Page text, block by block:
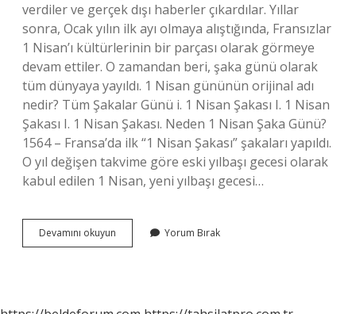
verdiler ve gerçek dışı haberler çıkardılar. Yıllar
sonra, Ocak yılın ilk ayı olmaya alıştığında, Fransızlar
1 Nisan’ı kültürlerinin bir parçası olarak görmeye
devam ettiler. O zamandan beri, şaka günü olarak
tüm dünyaya yayıldı. 1 Nisan gününün orijinal adı
nedir? Tüm Şakalar Günü i. 1 Nisan Şakası I. 1 Nisan
Şakası I. 1 Nisan Şakası. Neden 1 Nisan Şaka Günü?
1564 – Fransa’da ilk “1 Nisan Şakası” şakaları yapıldı.
O yıl değişen takvime göre eski yılbaşı gecesi olarak
kabul edilen 1 Nisan, yeni yılbaşı gecesi…
Devamını okuyun
Nisan
Yorum Bırak